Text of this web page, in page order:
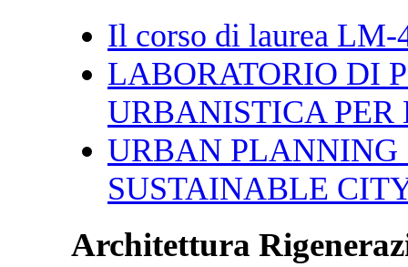
Il corso di laurea LM-
LABORATORIO DI
URBANISTICA
URBAN PLANNING
SUSTAINABLE
Architettura